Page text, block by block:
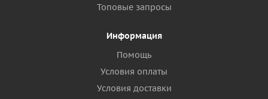
Топовые запросы
Информация
Помощь
Условия оплаты
Условия доставки